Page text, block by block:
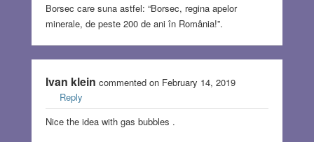
Borsec care suna astfel: “Borsec, regina apelor
minerale, de peste 200 de ani în România!”.
Ivan klein commented on February 14, 2019
Reply
Nice the idea with gas bubbles .